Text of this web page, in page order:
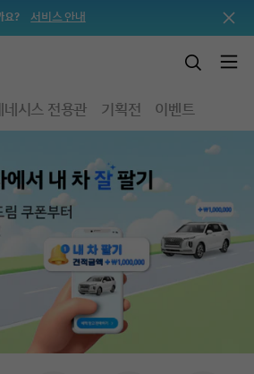
요? 서비스 안내
네시스 전용관 기획전 이벤트